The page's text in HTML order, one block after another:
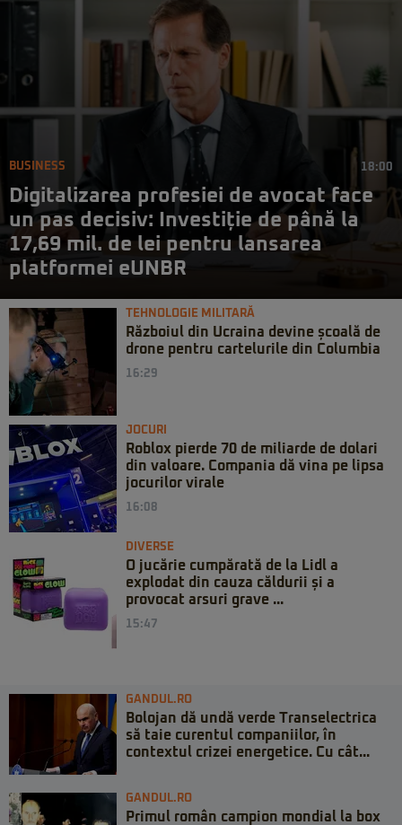
BUSINESS 18:00
Digitalizarea profesiei de avocat face
un pas decisiv: Investiție de până la
17,69 mil. de lei pentru lansarea
platformei eUNBR
TEHNOLOGIE MILITARĂ
Războiul din Ucraina devine școală de
drone pentru cartelurile din Columbia
16:29
JOCURI
Roblox pierde 70 de miliarde de dolari
din valoare. Compania dă vina pe lipsa
jocurilor virale
16:08
DIVERSE
O jucărie cumpărată de la Lidl a
explodat din cauza căldurii și a
provocat arsuri grave ...
15:47
GANDUL.RO
Bolojan dă undă verde Transelectrica
să taie curentul companiilor, în
contextul crizei energetice. Cu cât...
GANDUL.RO
Primul român campion mondial la box